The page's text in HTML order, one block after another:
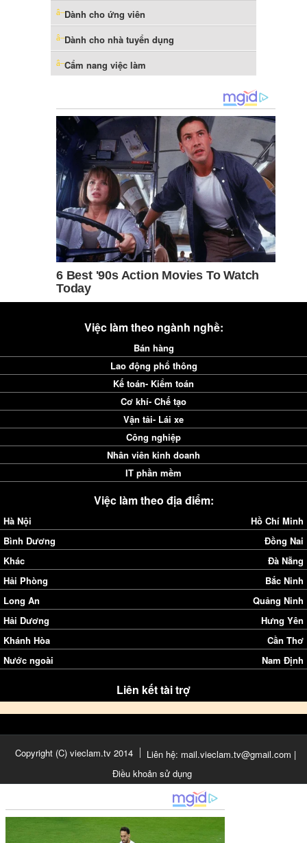
Dành cho ứng viên
Dành cho nhà tuyển dụng
Cẩm nang việc làm
Việc làm theo ngành nghề:
Bán hàng
Lao động phổ thông
Kế toán- Kiểm toán
Cơ khí- Chế tạo
Vận tải- Lái xe
Công nghiệp
Nhân viên kinh doanh
IT phần mềm
Việc làm theo địa điểm:
Hà Nội
Hồ Chí Minh
Bình Dương
Đồng Nai
Khác
Đà Nẵng
Hải Phòng
Bắc Ninh
Long An
Quảng Ninh
Hải Dương
Hưng Yên
Khánh Hòa
Cần Thơ
Nước ngoài
Nam Định
Liên kết tài trợ
Copyright (C) vieclam.tv 2014
Liên hệ: mail.vieclam.tv@gmail.com |
Điều khoản sử dụng